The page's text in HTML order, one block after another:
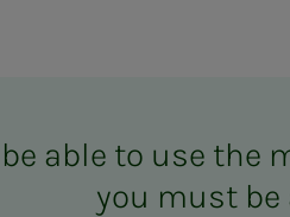
be able to use the
you must be